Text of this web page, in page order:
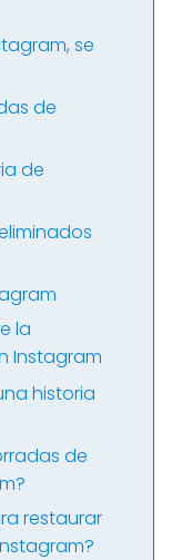
se
de
de
la
Instagram
historia
de
restaurar